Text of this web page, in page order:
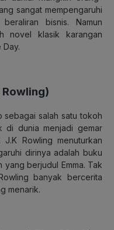
sangat mempengaruhi
bisnis. Namun
novel klasik karangan
Day.
sebagai salah satu tokoh
di dunia menjadi gemar
Rowling menuturkan
dirinya adalah buku
yang berjudul Emma. Tak
banyak bercerita
menarik.